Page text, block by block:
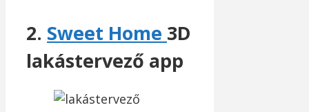
2. Sweet Home 3D
lakástervező app